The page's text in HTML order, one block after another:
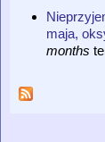
maja,
months